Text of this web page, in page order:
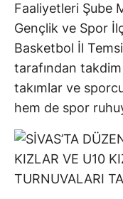
Faaliyetleri Şube
Gençlik ve Spor
Basketbol İl
tarafından
takımlar ve
hem de spor